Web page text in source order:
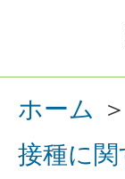
ホーム ＞
接種に関